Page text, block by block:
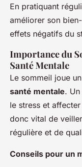
En pratiquant
améliorer son
effets négatifs du
Importance du
Santé Mentale
Le sommeil joue
santé mentale.
le stress et
donc vital de
régulière et de
Conseils pour un